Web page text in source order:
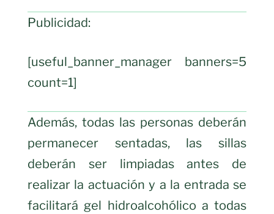
Publicidad:
[useful_banner_manager banners=5
count=1]
Además, todas las personas deberán
permanecer sentadas, las sillas
deberán ser limpiadas antes de
realizar la actuación y a la entrada se
facilitará gel hidroalcohólico a todas